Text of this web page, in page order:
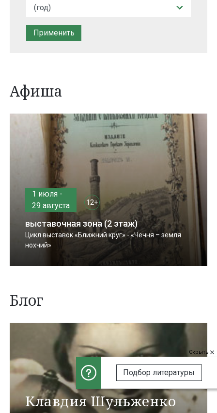
Афиша
1 июля -
29 августа
12+
выставочная зона (2 этаж)
Цикл выставок «Ближний круг» - «Чечня – земля
нохчий»
Блог
Клавдия Шульженко
Скрыть
Подбор литературы